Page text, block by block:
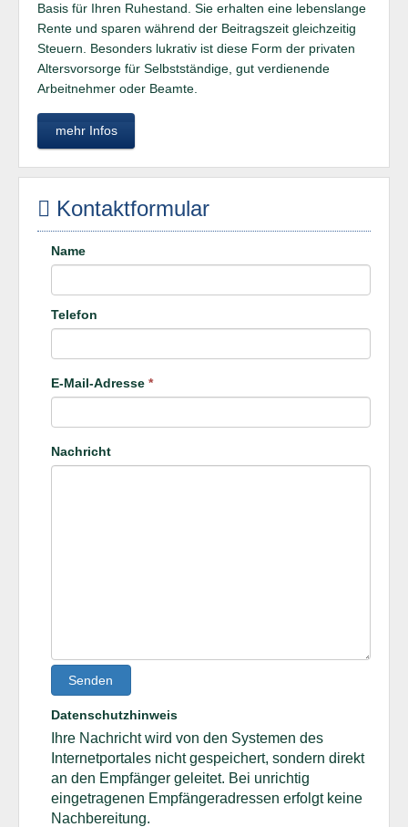
Basis für Ihren Ruhestand. Sie erhalten eine lebenslange
Rente und sparen während der Beitragszeit gleichzeitig
Steuern. Besonders lukrativ ist diese Form der privaten
Altersvorsorge für Selbstständige, gut verdienende
Arbeitnehmer oder Beamte.
mehr Infos
Kontaktformular
Name
Telefon
E-Mail-Adresse *
Nachricht
Senden
Datenschutzhinweis
Ihre Nachricht wird von den Systemen des
Internetportales nicht gespeichert, sondern direkt
an den Empfänger geleitet. Bei unrichtig
eingetragenen Empfängeradressen erfolgt keine
Nachbereitung.